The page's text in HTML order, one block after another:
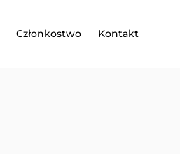
Członkostwo Kontakt